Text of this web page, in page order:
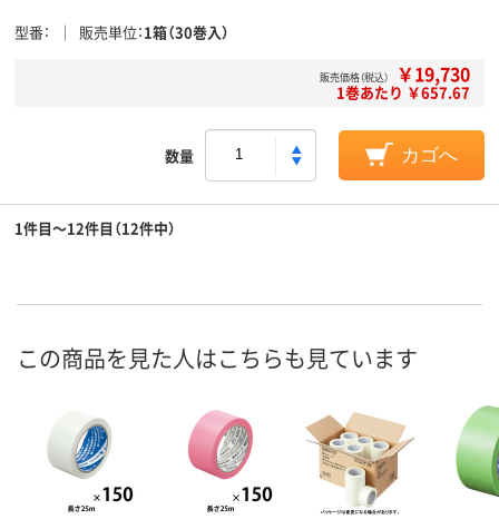
型番 販売単位 1箱（30巻入）
販売価格（税込） ￥19,730
1巻あたり ￥657.67
数量 カゴへ
1件目～12件目（12件中）
この商品を見た人はこちらも見ています